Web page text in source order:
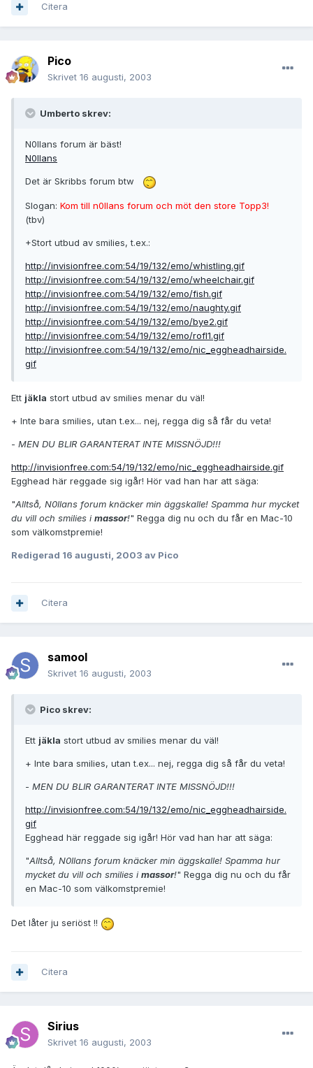
Citera
Pico
Skrivet 16 augusti, 2003
Umberto skrev:
N0llans forum är bäst!
N0llans
Det är Skribbs forum btw
Slogan: Kom till n0llans forum och möt den store Topp3!
(tbv)
+Stort utbud av smilies, t.ex.:
http://invisionfree.com:54/19/132/emo/whistling.gif
http://invisionfree.com:54/19/132/emo/wheelchair.gif
http://invisionfree.com:54/19/132/emo/fish.gif
http://invisionfree.com:54/19/132/emo/naughty.gif
http://invisionfree.com:54/19/132/emo/bye2.gif
http://invisionfree.com:54/19/132/emo/rofl1.gif
http://invisionfree.com:54/19/132/emo/nic_eggheadhairside.
gif
Ett jäkla stort utbud av smilies menar du väl!
+ Inte bara smilies, utan t.ex... nej, regga dig så får du veta!
- MEN DU BLIR GARANTERAT INTE MISSNÖJD!!!
http://invisionfree.com:54/19/132/emo/nic_eggheadhairside.gif
Egghead här reggade sig igår! Hör vad han har att säga:
"Alltså, N0llans forum knäcker min äggskalle! Spamma hur mycket
du vill och smilies imassor!" Regga dig nu och du får en Mac-10
som välkomstpremie!
Redigerad 16 augusti, 2003 av Pico
Citera
samool
Skrivet 16 augusti, 2003
Pico skrev:
Ett jäkla stort utbud av smilies menar du väl!
+ Inte bara smilies, utan t.ex... nej, regga dig så får du veta!
- MEN DU BLIR GARANTERAT INTE MISSNÖJD!!!
http://invisionfree.com:54/19/132/emo/nic_eggheadhairside.
gif
Egghead här reggade sig igår! Hör vad han har att säga:
"Alltså, N0llans forum knäcker min äggskalle! Spamma hur
mycket du vill och smilies imassor!" Regga dig nu och du får
en Mac-10 som välkomstpremie!
Det låter ju seriöst !!
Citera
Sirius
Skrivet 16 augusti, 2003